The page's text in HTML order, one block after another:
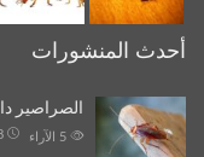
أحدث المنشورات
الصراصير
الآراء